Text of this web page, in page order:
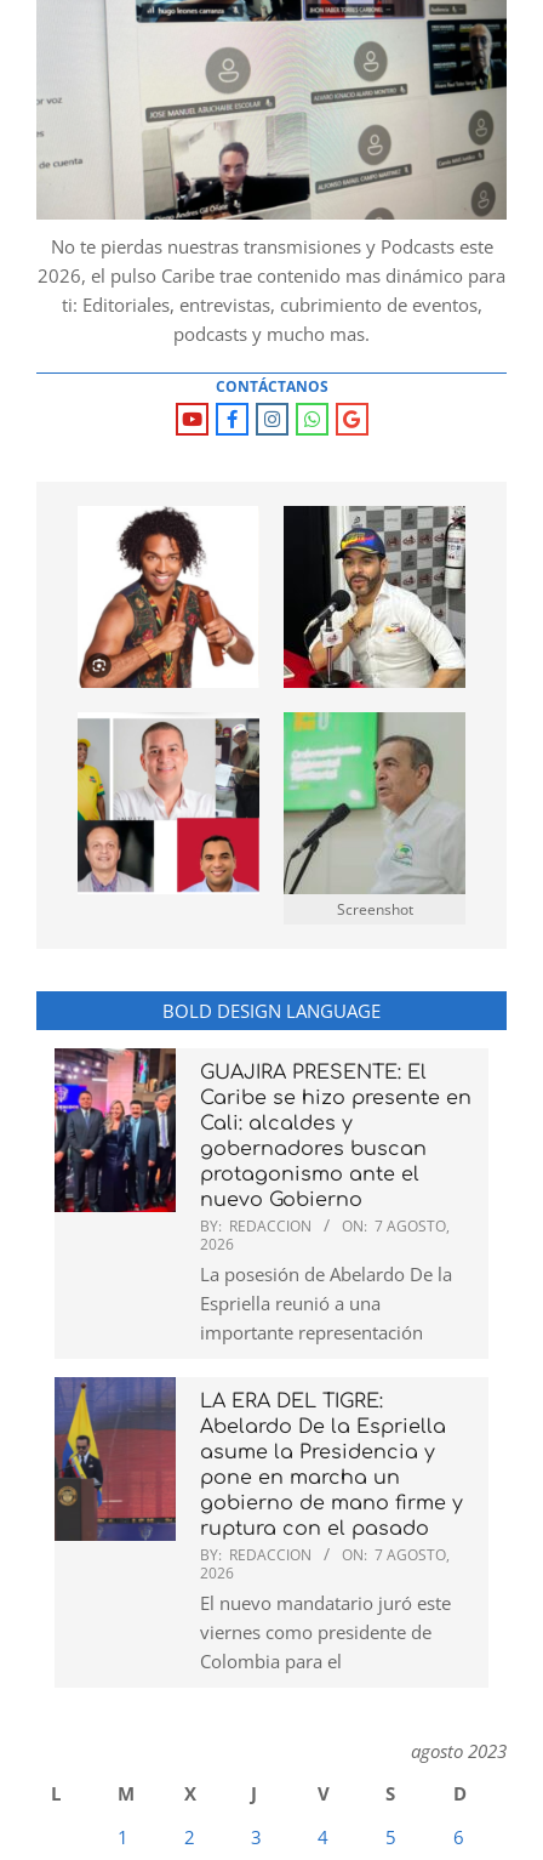
No te pierdas nuestras transmisiones y Podcasts este
2026, el pulso Caribe trae contenido mas dinámico para
ti: Editoriales, entrevistas, cubrimiento de eventos,
podcasts y mucho mas.
CONTÁCTANOS
Screenshot
BOLD DESIGN LANGUAGE
GUAJIRA PRESENTE: El
Caribe se hizo presente en
Cali: alcaldes y
gobernadores buscan
protagonismo ante el
nuevo Gobierno
BY: REDACCION ON: 7 AGOSTO,
2026
La posesión de Abelardo De la
Espriella reunió a una
importante representación
LA ERA DEL TIGRE:
Abelardo De la Espriella
asume la Presidencia y
pone en marcha un
gobierno de mano firme y
ruptura con el pasado
BY: REDACCION ON: 7 AGOSTO,
2026
El nuevo mandatario juró este
viernes como presidente de
Colombia para el
agosto 2023
L
M X J V S
D
1
2 3 4 5
6